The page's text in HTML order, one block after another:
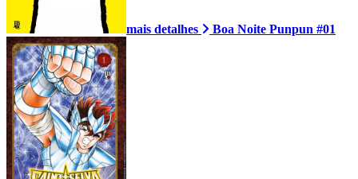
mais detalhes Boa Noite Punpun #01